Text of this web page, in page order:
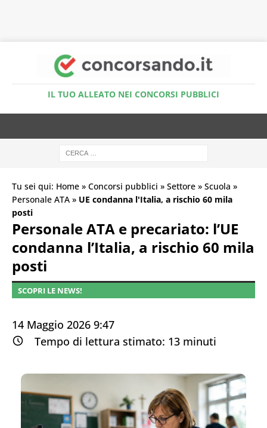
IL TUO ALLEATO NEI CONCORSI PUBBLICI
Tu sei qui: Home » Concorsi pubblici » Settore » Scuola »
Personale ATA » UE condanna l'Italia, a rischio 60 mila
posti
Personale ATA e precariato: l’UE
condanna l’Italia, a rischio 60 mila
posti
SCOPRI LE NEWS!
14 Maggio 2026 9:47
Tempo di lettura stimato: 13 minuti